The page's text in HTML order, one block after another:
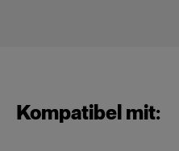
Kompatibel mit: